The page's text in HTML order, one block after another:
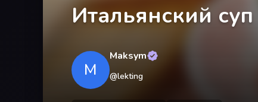
Итальянский
M
Maksym
@lekting